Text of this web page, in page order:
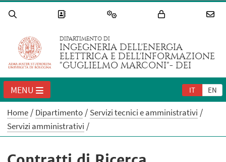
DIPARTIMENTO DI
INGEGNERIA DELL'ENERGIA
ELETTRICA E DELL'INFORMAZIONE
"GUGLIELMO MARCONI"- DEI
IT EN
MENU
Home Dipartimento
Servizi tecnici e amministrativi
Servizi amministrativi